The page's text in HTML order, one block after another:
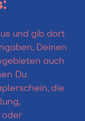
und gib dort
Deinen
auch
Du
die